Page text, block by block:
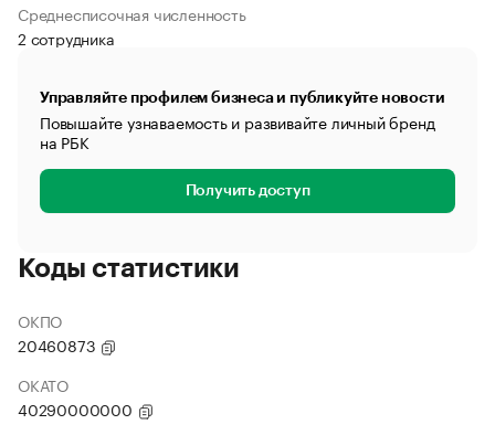
Среднесписочная численность
2 сотрудника
Управляйте профилем бизнеса и публикуйте новости
Повышайте узнаваемость и развивайте личный бренд
на РБК
Получить доступ
Коды статистики
ОКПО
20460873
ОКАТО
40290000000